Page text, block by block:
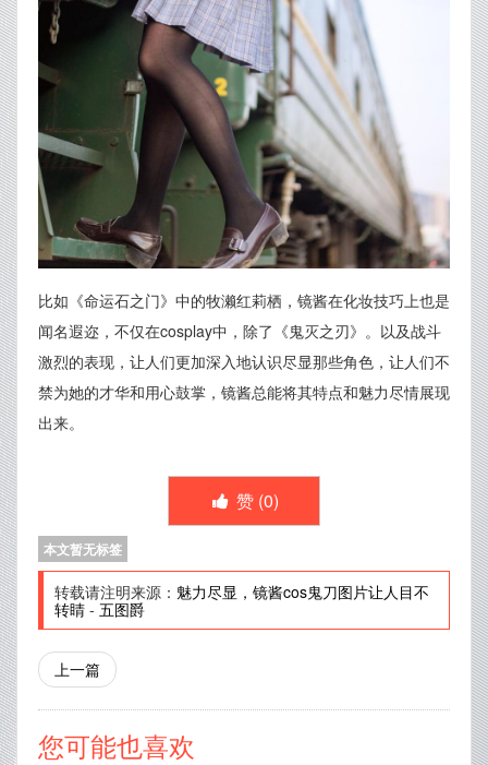
比如《命运石之门》中的牧濑红莉栖，镜酱在化妆技巧上也是
闻名遐迩，不仅在cosplay中，除了《鬼灭之刃》。以及战斗
激烈的表现，让人们更加深入地认识尽显那些角色，让人们不
禁为她的才华和用心鼓掌，镜酱总能将其特点和魅力尽情展现
出来。
赞 (0)
本文暂无标签
转载请注明来源： 魅力尽显，镜酱cos鬼刀图片让人目不
转睛 - 五图爵
上一篇
您可能也喜欢